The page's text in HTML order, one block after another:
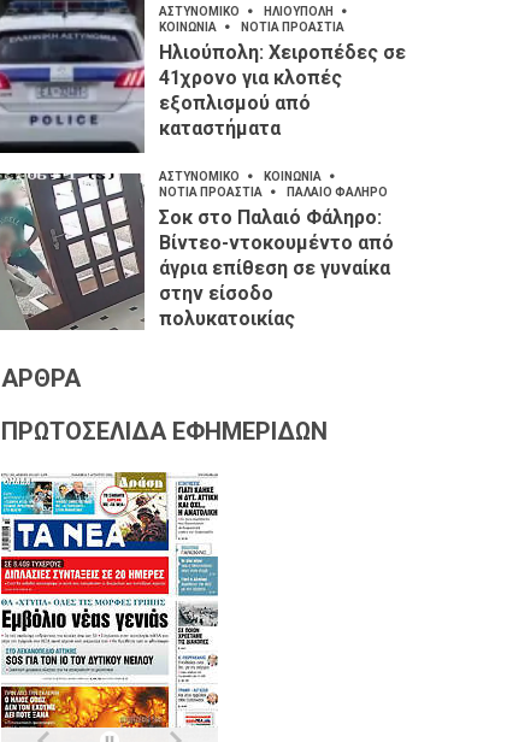
ΑΣΤΥΝΟΜΙΚΟ
ΗΛΙΟΥΠΟΛΗ
ΚΟΙΝΩΝΙΑ
ΝΟΤΙΑ ΠΡΟΑΣΤΙΑ
Ηλιούπολη: Χειροπέδες σε
41χρονο για κλοπές
εξοπλισμού από
καταστήματα
ΑΣΤΥΝΟΜΙΚΟ
ΚΟΙΝΩΝΙΑ
ΝΟΤΙΑ ΠΡΟΑΣΤΙΑ
ΠΑΛΑΙΟ ΦΑΛΗΡΟ
Σοκ στο Παλαιό Φάληρο:
Βίντεο-ντοκουμέντο από
άγρια επίθεση σε γυναίκα
στην είσοδο
πολυκατοικίας
ΑΡΘΡΑ
ΠΡΩΤΟΣΕΛΙΔΑ ΕΦΗΜΕΡΙΔΩΝ